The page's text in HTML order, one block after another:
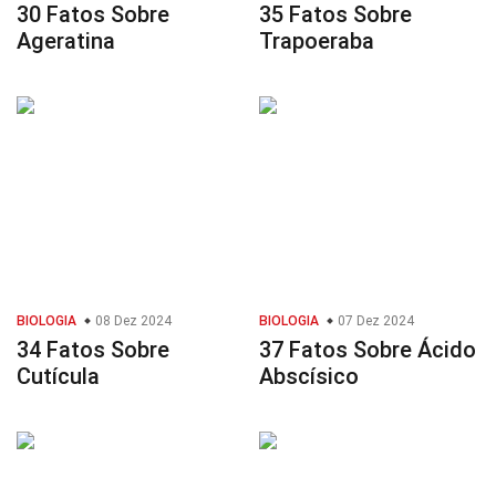
30 Fatos Sobre
Ageratina
35 Fatos Sobre
Trapoeraba
BIOLOGIA 08 Dez 2024
34 Fatos Sobre
Cutícula
BIOLOGIA 07 Dez 2024
37 Fatos Sobre Ácido
Abscísico